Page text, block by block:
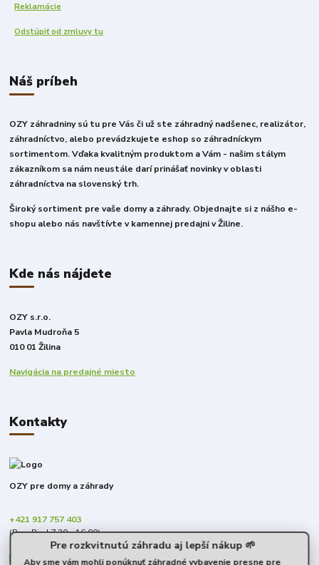
Reklamácie
Odstúpiť od zmluvy tu
Náš príbeh
OZY záhradniny sú tu pre Vás či už ste záhradný nadšenec, realizátor,
záhradníctvo, alebo prevádzkujete eshop so záhradníckym
sortimentom. Vďaka kvalitným produktom a Vám - našim stálym
zákazníkom sa nám neustále darí prinášať novinky v oblasti
záhradníctva na slovenský trh.
Široký sortiment pre vaše domy a záhrady. Objednajte si z nášho e-
shopu alebo nás navštívte v kamennej predajni v Žiline.
Kde nás nájdete
OZY s.r.o.
Pavla Mudroňa 5
010 01 Žilina
Navigácia na predajné miesto
Kontakty
OZY pre domy a záhrady
+421 917 757 403
(Po - Pia | 7:30 - 16:00)
obchod@predomyazahrady.sk
Pre rozkvitnutú záhradu aj lepší nákup 🌱
Aby sme vám mohli ponúknuť záhradné vybavenie presne pre